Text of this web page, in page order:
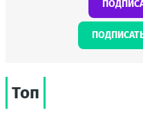
Топ